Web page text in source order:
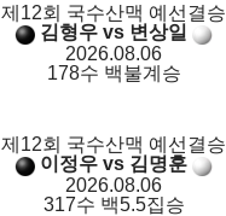
제12회 국수산맥 예선결승
김형우 vs 변상일
2026.08.06
178수 백불계승
제12회 국수산맥 예선결승
이정우 vs 김명훈
2026.08.06
317수 백5.5집승